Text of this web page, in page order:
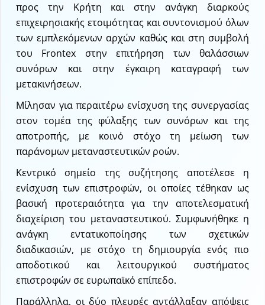
προς την Κρήτη και στην ανάγκη διαρκούς
επιχειρησιακής ετοιμότητας και συντονισμού όλων
των εμπλεκόμενων αρχών καθώς και στη συμβολή
του Frontex στην επιτήρηση των θαλάσσιων
συνόρων και στην έγκαιρη καταγραφή των
μετακινήσεων.
Μίλησαν για περαιτέρω ενίσχυση της συνεργασίας
στον τομέα της φύλαξης των συνόρων και της
αποτροπής, με κοινό στόχο τη μείωση των
παράνομων μεταναστευτικών ροών.
Κεντρικό σημείο της συζήτησης αποτέλεσε η
ενίσχυση των επιστροφών, οι οποίες τέθηκαν ως
βασική προτεραιότητα για την αποτελεσματική
διαχείριση του μεταναστευτικού. Συμφωνήθηκε η
ανάγκη εντατικοποίησης των σχετικών
διαδικασιών, με στόχο τη δημιουργία ενός πιο
αποδοτικού και λειτουργικού συστήματος
επιστροφών σε ευρωπαϊκό επίπεδο.
Παράλληλα, οι δύο πλευρές αντάλλαξαν απόψεις